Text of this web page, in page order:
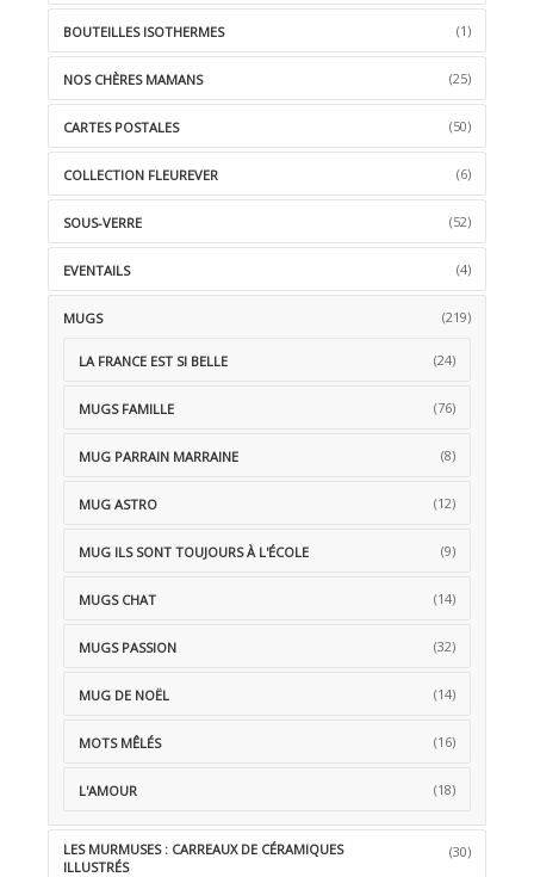
BOUTEILLES ISOTHERMES (1)
NOS CHÈRES MAMANS (25)
CARTES POSTALES (50)
COLLECTION FLEUREVER (6)
SOUS-VERRE (52)
EVENTAILS (4)
MUGS (219)
LA FRANCE EST SI BELLE (24)
MUGS FAMILLE (76)
MUG PARRAIN MARRAINE (8)
MUG ASTRO (12)
MUG ILS SONT TOUJOURS À L'ÉCOLE (9)
MUGS CHAT (14)
MUGS PASSION (32)
MUG DE NOËL (14)
MOTS MÊLÉS (16)
L'AMOUR (18)
LES MURMUSES : CARREAUX DE CÉRAMIQUES
ILLUSTRÉS
(30)